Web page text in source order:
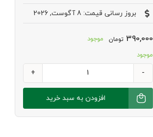
بروز رسانی قیمت: 8 آگوست, 2026
390,000 تومان
موجود
موجود
ای
بکر
افزودن به سبد خرید